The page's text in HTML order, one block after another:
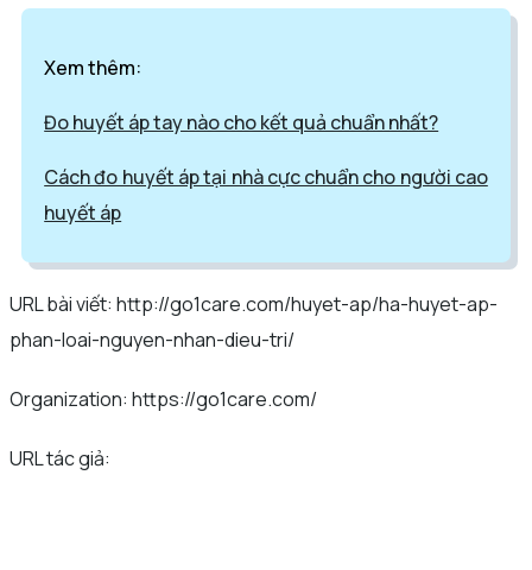
Xem thêm:
Đo huyết áp tay nào cho kết quả chuẩn nhất?
Cách đo huyết áp tại nhà cực chuẩn cho người cao
huyết áp
URL bài viết: http://go1care.com/huyet-ap/ha-huyet-ap-
phan-loai-nguyen-nhan-dieu-tri/
Organization: https://go1care.com/
URL tác giả: